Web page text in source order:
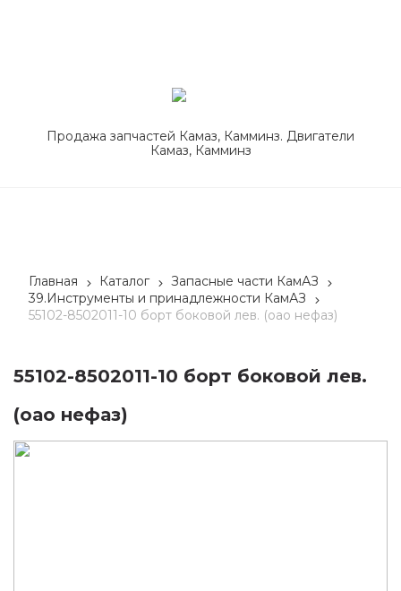
Продажа запчастей Камаз, Камминз. Двигатели
Камаз, Камминз
Главная Каталог
Запасные части КамАЗ
39.Инструменты и принадлежности КамАЗ
55102-8502011-10 борт боковой лев. (оао нефаз)
55102-8502011-10 борт боковой лев.
(оао нефаз)